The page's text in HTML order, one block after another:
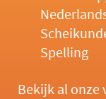
Spelling
Bekijk al onze